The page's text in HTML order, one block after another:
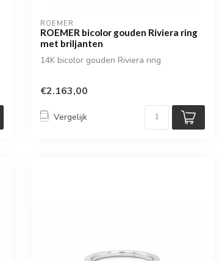
ROEMER
ROEMER bicolor gouden Riviera ring
met briljanten
14K bicolor gouden Riviera ring
€2.163,00
Vergelijk